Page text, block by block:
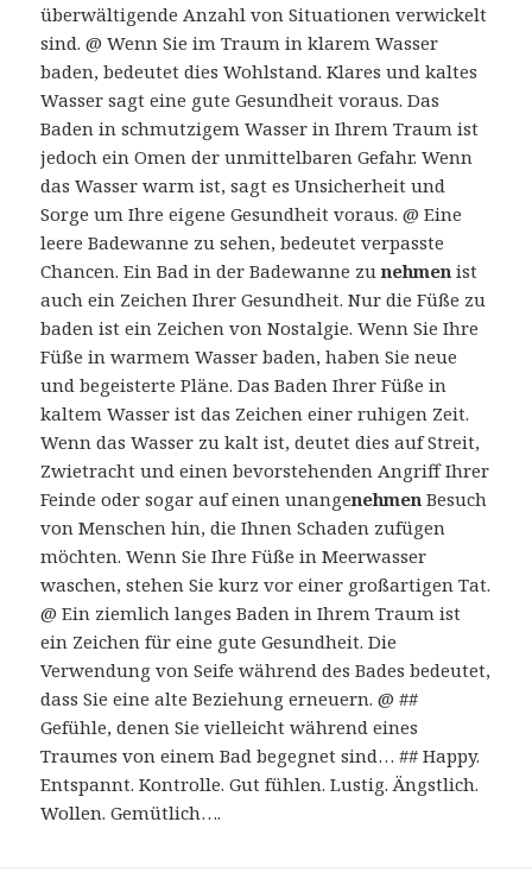
überwältigende Anzahl von Situationen verwickelt
sind. @ Wenn Sie im Traum in klarem Wasser
baden, bedeutet dies Wohlstand. Klares und kaltes
Wasser sagt eine gute Gesundheit voraus. Das
Baden in schmutzigem Wasser in Ihrem Traum ist
jedoch ein Omen der unmittelbaren Gefahr. Wenn
das Wasser warm ist, sagt es Unsicherheit und
Sorge um Ihre eigene Gesundheit voraus. @ Eine
leere Badewanne zu sehen, bedeutet verpasste
Chancen. Ein Bad in der Badewanne zunehmen ist
auch ein Zeichen Ihrer Gesundheit. Nur die Füße zu
baden ist ein Zeichen von Nostalgie. Wenn Sie Ihre
Füße in warmem Wasser baden, haben Sie neue
und begeisterte Pläne. Das Baden Ihrer Füße in
kaltem Wasser ist das Zeichen einer ruhigen Zeit.
Wenn das Wasser zu kalt ist, deutet dies auf Streit,
Zwietracht und einen bevorstehenden Angriff Ihrer
Feinde oder sogar auf einen unangenehmen Besuch
von Menschen hin, die Ihnen Schaden zufügen
möchten. Wenn Sie Ihre Füße in Meerwasser
waschen, stehen Sie kurz vor einer großartigen Tat.
@ Ein ziemlich langes Baden in Ihrem Traum ist
ein Zeichen für eine gute Gesundheit. Die
Verwendung von Seife während des Bades bedeutet,
dass Sie eine alte Beziehung erneuern. @ ##
Gefühle, denen Sie vielleicht während eines
Traumes von einem Bad begegnet sind… ## Happy.
Entspannt. Kontrolle. Gut fühlen. Lustig. Ängstlich.
Wollen. Gemütlich….